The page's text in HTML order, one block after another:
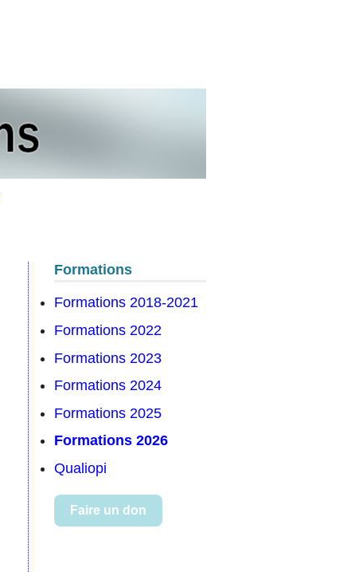
Formations
Formations 2018-2021
Formations 2022
Formations 2023
Formations 2024
Formations 2025
Formations 2026
Qualiopi
Faire un don